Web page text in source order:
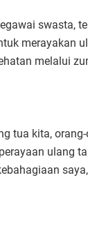
swasta,
merayakan
melalui
tua kita,
ulang